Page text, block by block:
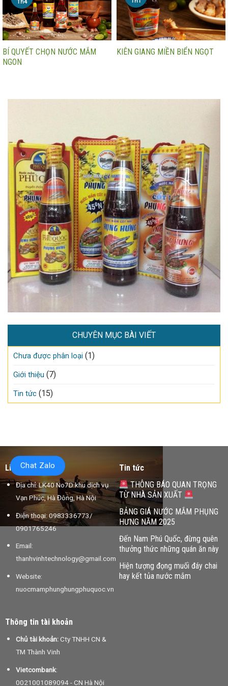
BÍ QUYẾT CHỌN NƯỚC MẮM
NGON
Th4
KIÊN GIANG MIỀN BIỂN NGỌT
CHUYÊN MỤC BÀI VIẾT
Chưa được phân loại (1)
Giới thiệu (7)
Tin tức (15)
Liên hệ
Địa chỉ: LK40 No7D khu dịch vụ
Vạn Phúc, Hà Đông, Hà Nội
Điện thoại: 0983336773/
0901765246
Email:
thanhvinhtechnology@gmail.com
Website:
nuocmamphunghungphuquoc.vn
Tin tức
THÔNG BÁO QUAN TRỌNG
TỪ NHÀ SẢN XUẤT
BẢNG GIÁ NƯỚC MẮM PHỤNG
HƯNG NĂM 2025
Đến Nam Phú Quốc, đừng quên
thưởng thức những quán ăn này
Hiện tượng đọng muối đáy chai
hay kết tủa nước mắm
Thông tin tài khoản
Chủ tài khoản:Cty TNHH CN &
TM Thành Vinh
Vietcombank:
0021001089094 - CN Hà Nội
Chat Zalo